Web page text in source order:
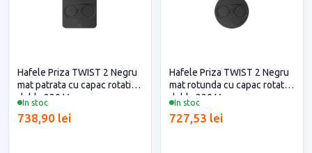
In stoc
Hafele Priza TWIST 2 Negru
mat patrata cu capac rotativ
dubla 230 V
738,90 lei
In stoc
Hafele Priza TWIST 2 Negru
mat rotunda cu capac rotativ
dubla 230 V
727,53 lei